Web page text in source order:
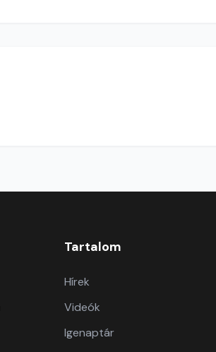
Tartalom
Hírek
Videók
Igenaptár